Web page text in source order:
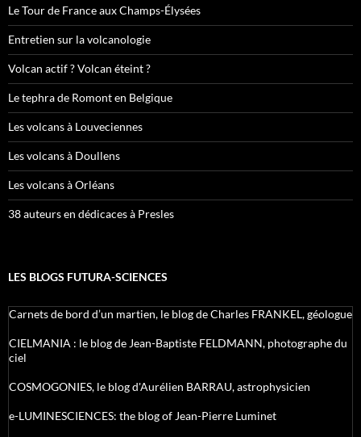
Le Tour de France aux Champs-Élysées
Entretien sur la volcanologie
Volcan actif ? Volcan éteint ?
Le tephra de Romont en Belgique
Les volcans à Louveciennes
Les volcans à Doullens
Les volcans à Orléans
38 auteurs en dédicaces à Presles
LES BLOGS FUTURA-SCIENCES
Carnets de bord d’un martien, le blog de Charles FRANKEL, géologue
CIELMANIA : le blog de Jean-Baptiste FELDMANN, photographe du
ciel
COSMOGONIES, le blog d'Aurélien BARRAU, astrophysicien
e-LUMINESCIENCES: the blog of Jean-Pierre Luminet